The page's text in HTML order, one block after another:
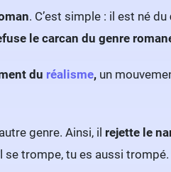
. C’est simple : il est né du
le carcan du genre
du réalisme, un
genre. Ainsi, il rejette le
se trompe, tu es aussi trompé.